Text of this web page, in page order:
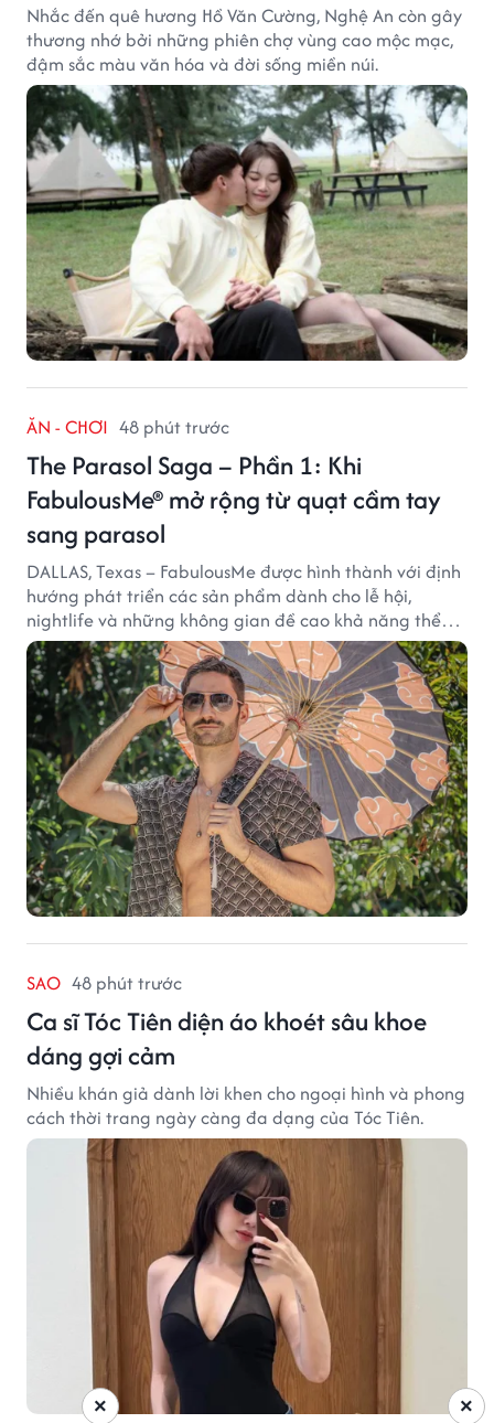
Nhắc đến quê hương Hồ Văn Cường, Nghệ An còn gây
thương nhớ bởi những phiên chợ vùng cao mộc mạc,
đậm sắc màu văn hóa và đời sống miền núi.
ĂN - CHƠI 48 phút trước
The Parasol Saga – Phần 1: Khi
FabulousMe® mở rộng từ quạt cầm tay
sang parasol
DALLAS, Texas – FabulousMe được hình thành với định
hướng phát triển các sản phẩm dành cho lễ hội,
nightlife và những không gian đề cao khả năng thể
hiện bản thân. Trong quá trình xây dựng thương hiệu,
quạt cầm tay trở thành dòng sản phẩm tạo được
thành công ban đầu, giúp FabulousMe từng bước mở
rộng mức độ hiện diện trên thị trường.
SAO 48 phút trước
Ca sĩ Tóc Tiên diện áo khoét sâu khoe
dáng gợi cảm
Nhiều khán giả dành lời khen cho ngoại hình và phong
cách thời trang ngày càng đa dạng của Tóc Tiên.
×
×